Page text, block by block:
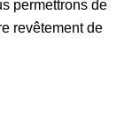
permettrons de
revêtement de